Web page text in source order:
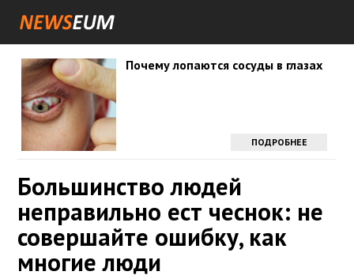
Почему лопаются сосуды в глазах
ПОДРОБНЕЕ
Большинство людей
неправильно ест чеснок: не
совершайте ошибку, как
многие люди